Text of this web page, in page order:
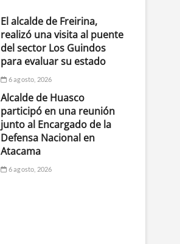
El alcalde de Freirina,
realizó una visita al puente
del sector Los Guindos
para evaluar su estado
6 agosto, 2026
Alcalde de Huasco
participó en una reunión
junto al Encargado de la
Defensa Nacional en
Atacama
6 agosto, 2026